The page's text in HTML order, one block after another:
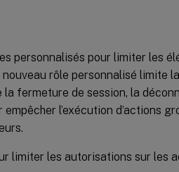
personnalisés pour limiter les
rôle personnalisé limite
fermeture de session, la
l’exécution d’actions
limiter les autorisations sur les